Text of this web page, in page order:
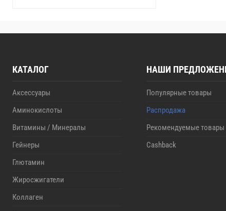
КАТАЛОГ
Аксессуары
Аминокислоты
Витамины / Минералы
Гейнеры
Глютамин
Жиросжигатели
Коллаген
НАШИ
Популярные товары
Распродажа
Рекомендуемые товары
Cashback